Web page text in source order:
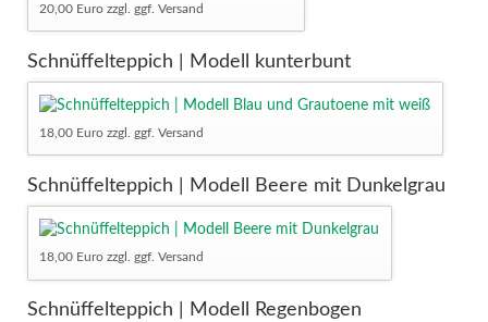
20,00 Euro zzgl. ggf. Versand
Schnüffelteppich | Modell kunterbunt
18,00 Euro zzgl. ggf. Versand
Schnüffelteppich | Modell Beere mit Dunkelgrau
18,00 Euro zzgl. ggf. Versand
Schnüffelteppich | Modell Regenbogen